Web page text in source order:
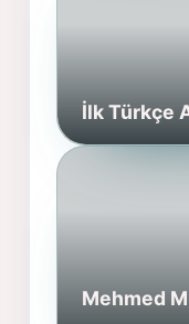
İlk Türkçe
Mehmed